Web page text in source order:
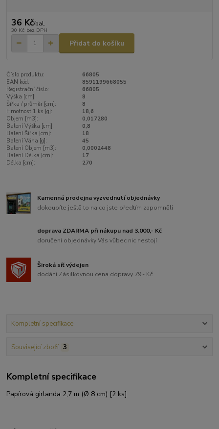
36 Kč/bal.
30 Kč bez DPH
Přidat do košíku
Číslo produktu:
66805
EAN kód:
8591199668055
Registrační číslo:
66805
Výška [cm]:
8
Šířka / průměr [cm]:
8
Hmotnost 1 ks [g]:
18,6
Objem [m3]:
0,017280
Balení Výška [cm]:
0,8
Balení Šířka [cm]:
18
Balení Váha [g]:
45
Balení Objem [m3]:
0,0002448
Balení Délka [cm]:
17
Délka [cm]:
270
Kamenná prodejna vyzvednutí objednávky
dokoupíte ještě to na co jste předtím zapomněli
doprava ZDARMA při nákupu nad 3.000,- Kč
doručení objednávky Vás vůbec nic nestojí
Široká síť výdejen
dodání Zásilkovnou cena dopravy 79,- Kč
Kompletní specifikace
Související zboží 3
Kompletní specifikace
Papírová girlanda 2,7 m (Ø 8 cm) [2 ks]